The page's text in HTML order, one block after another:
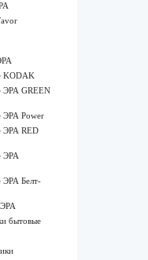
KODAK
ЭРА GREEN
ЭРА Power
ЭРА RED
ЭРА
ЭРА Белт-
бытовые